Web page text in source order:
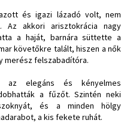
és igazi lázadó volt, nem
Az akkori arisztokrácia nagy
a haját, barnára süttette a
követőkre talált, hiszen a nők
merész felszabadítóra.
az elegáns és kényelmes
a fűzőt. Szintén neki
és a minden hölgy
a kis fekete ruhát.